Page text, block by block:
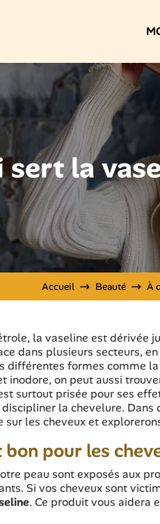
sert la
Accueil Beauté À
la vaseline est dérivée
dans plusieurs secteurs,
différentes formes comme
inodore, on peut aussi
surtout prisée pour ses
la chevelure. Dans
les cheveux et
pour les
peau sont exposés aux
Si vos cheveux sont
. Ce produit vous aidera